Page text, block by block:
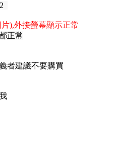
),外接螢幕顯示正常
正常
者建議不要購買